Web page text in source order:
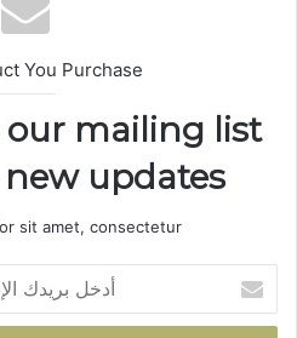
You Purchase
our mailing list
updates!
sit amet, consectetur.
خ